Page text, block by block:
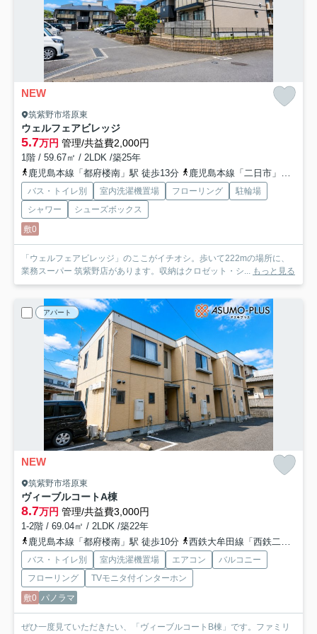
NEW
筑紫野市塔原東
ウェルフェアビレッジ
5.7万円 管理/共益費2,000円
1階 / 59.67㎡ / 2LDK /築25年
鹿児島本線「都府楼南」駅 徒歩13分
鹿児島本線「二日市」駅 徒歩15分
バス・トイレ別 室内洗濯機置場 フローリング
駐輪場
シャワー
シューズボックス
敷0
「ウェルフェアビレッジ」のここがイチオシ。歩いて222mの場所に、
業務スーパー 筑紫野店があります。収納はクロゼット・シ... もっと見る
アパート
NEW
筑紫野市塔原東
ヴィーブルコートA棟
8.7万円 管理/共益費3,000円
1-2階 / 69.04㎡ / 2LDK /築22年
鹿児島本線「都府楼南」駅 徒歩10分
西鉄大牟田線「西鉄二日市」駅 徒歩12分
バス・トイレ別 室内洗濯機置場 エアコン
バルコニー
フローリング
TVモニタ付インターホン
敷0 パノラマ
ぜひ一度見ていただきたい、「ヴィーブルコートB棟」です。ファミリ